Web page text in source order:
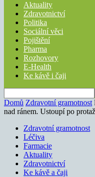
Aktuality
Zdravotnictví
Politika
Sociální věci
Pojištění
Pharma
Rozhovory
E-Health
Ke kávě i čaji
Domů Zdravotní gramotnost
nad ránem. Ustoupí po
Zdravotní gramotnost
Léčiva
Farmacie
Aktuality
Zdravotnictví
Ke kávě a čaji